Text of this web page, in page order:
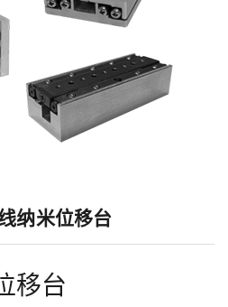
纳米位移台
移台